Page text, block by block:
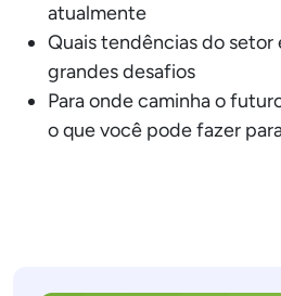
atualmente
Quais tendências do setor
grandes desafios
Para onde caminha o
o que você pode fazer